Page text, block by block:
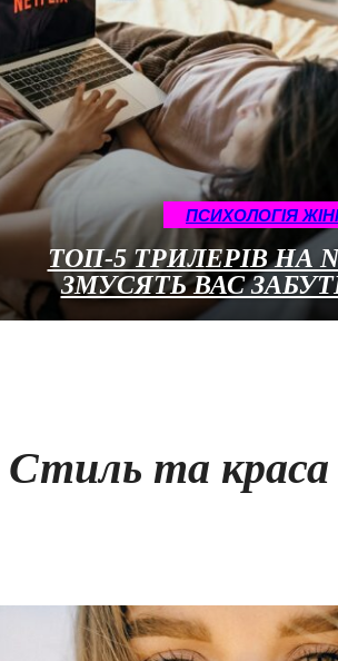
ПСИХОЛОГІЯ
ТОП-5 ТРИЛЕРІВ НА
ЗМУСЯТЬ ВАС
Стиль та краса